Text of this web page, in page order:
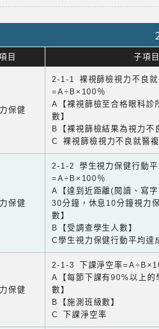
目 子項目
保健
2-1-1 裸視篩檢視力不良就
=A÷B×100％
A【裸視篩檢至合格眼科診
數】
B【裸視篩檢結果為視力不
C 裸視篩檢視力不良就醫
保健
2-1-2 學生視力保健行動平
=A÷B×100％
A【達到近距離(閱讀、寫
30分鐘，休息10分鐘視力
數】
B【受調查學生人數】
C學生視力保健行動平均達
保健
2-1-3 下課淨空率
A【每節下課有90%以上的
數】
B【施測班級數】
C 下課淨空率